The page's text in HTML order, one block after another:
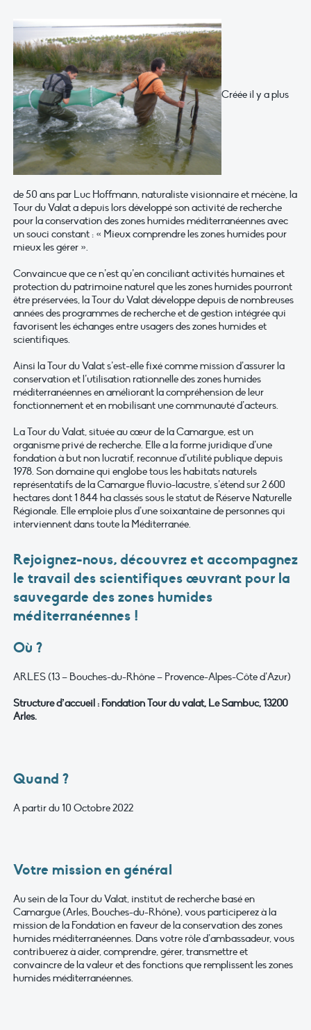
Créée il y a plus
de 50 ans par Luc Hoffmann, naturaliste visionnaire et mécène, la
Tour du Valat a depuis lors développé son activité de recherche
pour la conservation des zones humides méditerranéennes avec
un souci constant : « Mieux comprendre les zones humides pour
mieux les gérer ».
Convaincue que ce n’est qu’en conciliant activités humaines et
protection du patrimoine naturel que les zones humides pourront
être préservées, la Tour du Valat développe depuis de nombreuses
années des programmes de recherche et de gestion intégrée qui
favorisent les échanges entre usagers des zones humides et
scientifiques.
Ainsi la Tour du Valat s’est-elle fixé comme mission d’assurer la
conservation et l’utilisation rationnelle des zones humides
méditerranéennes en améliorant la compréhension de leur
fonctionnement et en mobilisant une communauté d’acteurs.
La Tour du Valat, située au cœur de la Camargue, est un
organisme privé de recherche. Elle a la forme juridique d’une
fondation à but non lucratif, reconnue d’utilité publique depuis
1978. Son domaine qui englobe tous les habitats naturels
représentatifs de la Camargue fluvio-lacustre, s’étend sur 2 600
hectares dont 1 844 ha classés sous le statut de Réserve Naturelle
Régionale. Elle emploie plus d’une soixantaine de personnes qui
interviennent dans toute la Méditerranée.
Rejoignez-nous, découvrez et accompagnez
le travail des scientifiques œuvrant pour la
sauvegarde des zones humides
méditerranéennes !
Où ?
ARLES (13 – Bouches-du-Rhône – Provence-Alpes-Côte d’Azur)
Structure d’accueil : Fondation Tour du valat, Le Sambuc, 13200
Arles.
Quand ?
A partir du 10 Octobre 2022
Votre mission en général
Au sein de la Tour du Valat, institut de recherche basé en
Camargue (Arles, Bouches-du-Rhône), vous participerez à la
mission de la Fondation en faveur de la conservation des zones
humides méditerranéennes. Dans votre rôle d’ambassadeur, vous
contribuerez à aider, comprendre, gérer, transmettre et
convaincre de la valeur et des fonctions que remplissent les zones
humides méditerranéennes.